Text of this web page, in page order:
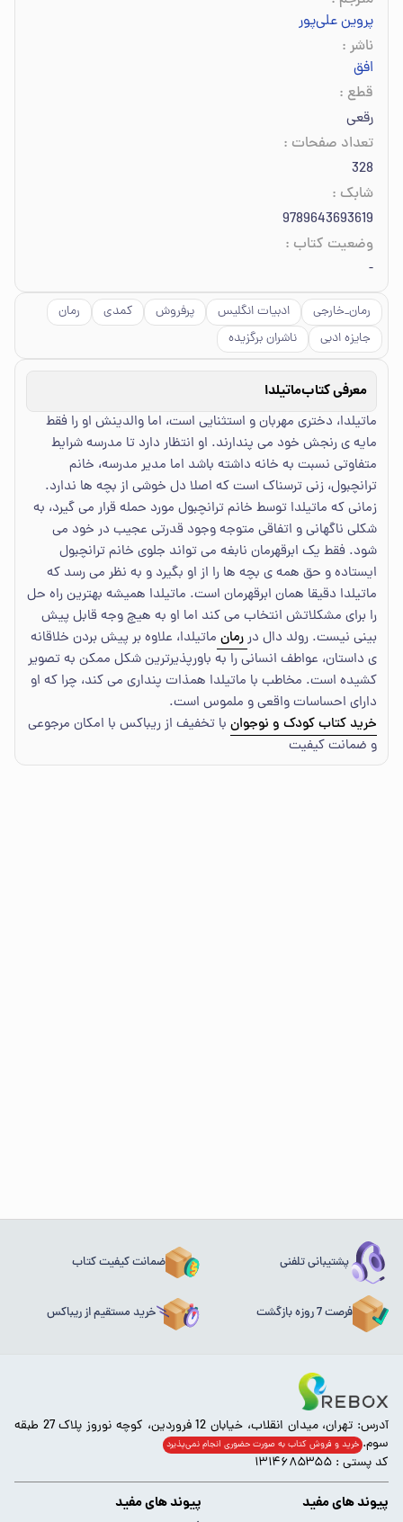
پروین علی‌پور
ناشر :
افق
قطع :
رقعی
تعداد صفحات :
328
شابک :
9789643693619
وضعیت کتاب :
-
رمان_خارجی ادبیات انگلیس پرفروش کمدی
رمان
جایزه ادبی
ناشران برگزیده
معرفی کتابماتیلدا
ماتیلدا، دختری مهربان و استثنایی است، اما والدینش او را فقط
مایه ی رنجش خود می پندارند. او انتظار دارد تا مدرسه شرایط
متفاوتی نسبت به خانه داشته باشد اما مدیر مدرسه، خانم
ترانچبول، زنی ترسناک است که اصلا دل خوشی از بچه ها ندارد.
زمانی که ماتیلدا توسط خانم ترانچبول مورد حمله قرار می گیرد، به
شکلی ناگهانی و اتفاقی متوجه وجود قدرتی عجیب در خود می
شود. فقط یک ابرقهرمان نابغه می تواند جلوی خانم ترانچبول
ایستاده و حق همه ی بچه ها را از او بگیرد و به نظر می رسد که
ماتیلدا دقیقا همان ابرقهرمان است. ماتیلدا همیشه بهترین راه حل
را برای مشکلاتش انتخاب می کند اما او به هیچ وجه قابل پیش
بینی نیست. رولد دال دررمان ماتیلدا، علاوه بر پیش بردن خلاقانه
ی داستان، عواطف انسانی را به باورپذیرترین شکل ممکن به تصویر
کشیده است. مخاطب با ماتیلدا همذات پنداری می کند، چرا که او
دارای احساسات واقعی و ملموس است.
خرید کتاب کودک و نوجوان با تخفیف از ریباکس با امکان مرجوعی
و ضمانت کیفیت
پشتیبانی تلفنی ضمانت کیفیت کتاب
فرصت 7 روزه بازگشت خرید مستقیم از ریباکس
آدرس: تهران، میدان انقلاب، خیابان 12 فروردین، کوچه نوروز پلاک 27 طبقه
سوم. خرید و فروش کتاب به صورت حضوری انجام‌ نمی‌پذیرد
کد پستی : ۱۳۱۴۶۸۵۳۵۵
پیوند های مفید پیوند های مفید